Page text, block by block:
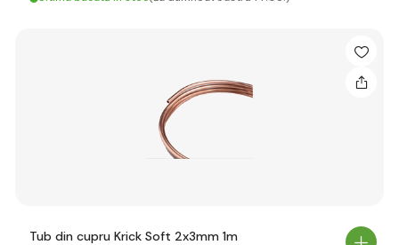
Tub din cupru Krick Soft 2x3mm 1m